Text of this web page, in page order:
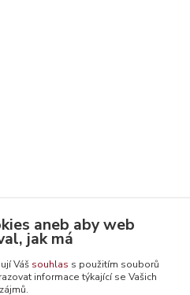
aneb aby web
jak má
Váš souhlas s použitím souborů
informace týkající se Vašich
zájmů.